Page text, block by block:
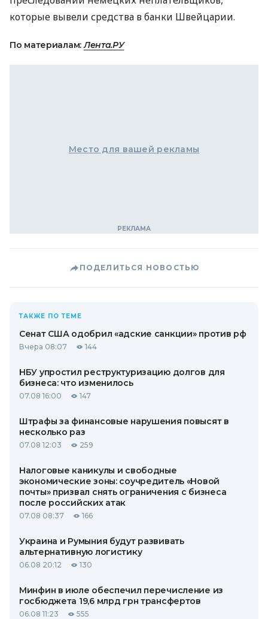
которые вывели средства в банки Швейцарии.
По материалам:Лента.РУ
Место для вашей рекламы
ПОДЕЛИТЬСЯ НОВОСТЬЮ
ТАКЖЕ ПО ТЕМЕ
Сенат США одобрил «адские санкции» против рф
Вчера 08:07 144
НБУ упростил реструктуризацию долгов для
бизнеса: что изменилось
07.08 16:00 147
Штрафы за финансовые нарушения повысят в
несколько раз
07.08 12:03 259
Налоговые каникулы и свободные
экономические зоны: соучредитель «Новой
почты» призвал снять ограничения с бизнеса
после российских атак
07.08 08:37 166
Украина и Румыния будут развивать
альтернативную логистику
06.08 20:12 130
Минфин в июле обеспечил перечисление из
госбюджета 19,6 млрд грн трансфертов
06.08 11:23 555